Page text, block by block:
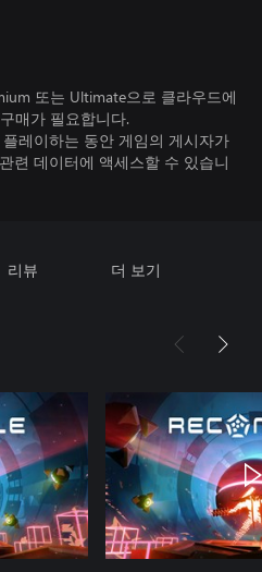
또는 Ultimate으로 클라우드에
매가 필요합니다.
레이하는 동안 게임의 게시자가
련 데이터에 액세스할 수 있습니
리뷰 더 보기